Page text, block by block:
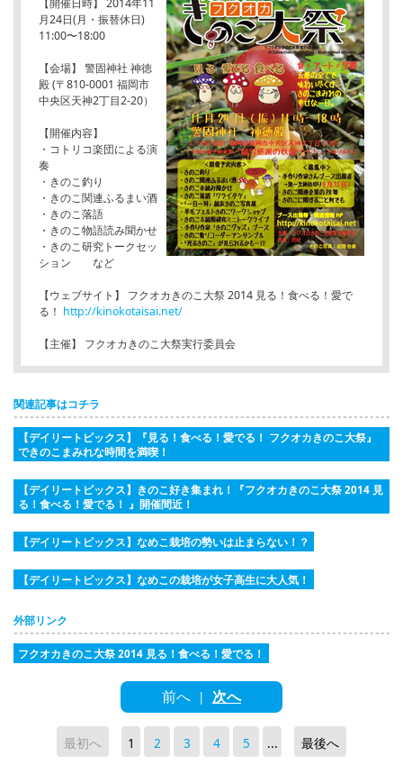
月24日(月・振替休日)
11:00〜18:00
【会場】 警固神社 神徳
殿 (〒810-0001 福岡市
中央区天神2丁目2-20）
【開催内容】
・コトリコ楽団による演
奏
・きのこ釣り
・きのこ関連ふるまい酒
・きのこ落語
・きのこ物語読み聞かせ
・きのこ研究トークセッ
ション など
【ウェブサイト】 フクオカきのこ大祭 2014 見る！食べる！愛で
る！ http://kinokotaisai.net/
【主催】 フクオカきのこ大祭実行委員会
関連記事はコチラ
【デイリートピックス】『見る！食べる！愛でる！ フクオカきのこ大祭』
できのこまみれな時間を満喫！
【デイリートピックス】きのこ好き集まれ！『フクオカきのこ大祭 2014 見
る！食べる！愛でる！ 』開催間近！
【デイリートピックス】なめこ栽培の勢いは止まらない！？
【デイリートピックス】なめこの栽培が女子高生に大人気！
外部リンク
フクオカきのこ大祭 2014 見る！食べる！愛でる！
前へ | 次へ
最初へ 1 2 3 4 5 ... 最後へ